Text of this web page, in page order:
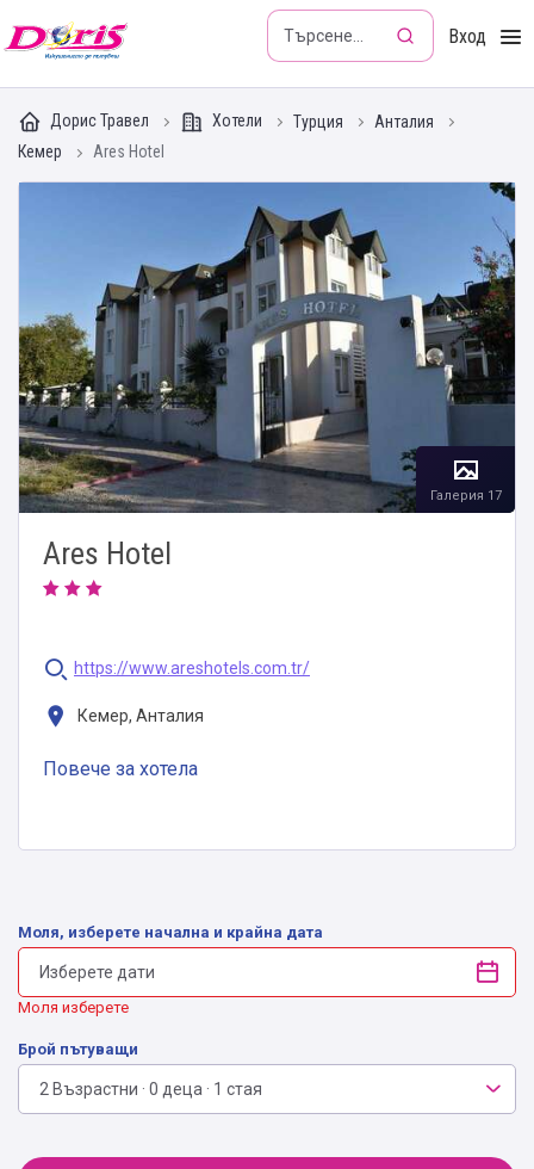
Doris - Изкушението да пътуваш Вход
Дорис Травел Хотели Турция
Анталия
Кемер
Ares Hotel
Ares Hotel
https://www.areshotels.com.tr/
Кемер, Анталия
Повече за хотела
Галерия 17
Моля, изберете начална и крайна дата
Моля изберете
Брой пътуващи
2 Възрастни · 0 деца · 1 стая